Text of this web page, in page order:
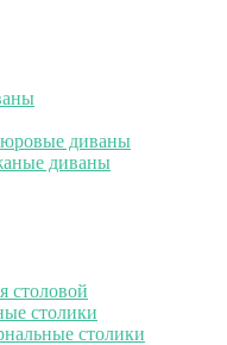
диваны
диваны
столовой
столики
столики